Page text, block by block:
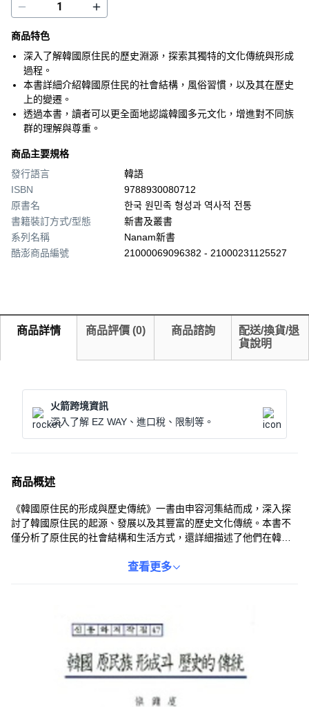
商品特色
深入了解韓國原住民的歷史淵源，探索其獨特的文化傳統與形成
過程。
本書詳細介紹韓國原住民的社會結構，風俗習慣，以及其在歷史
上的變遷。
透過本書，讀者可以更全面地認識韓國多元文化，增進對不同族
群的理解與尊重。
商品主要規格
發行語言
韓語
ISBN
9788930080712
原書名
한국 원민족 형성과 역사적 전통
書籍裝訂方式/型態
新書及叢書
系列名稱
Nanam新書
酷澎商品編號
21000069096382 - 21000231125527
商品詳情 商品評價 (0) 商品諮詢
配送/換貨/退
貨說明
火箭跨境資訊
深入了解 EZ WAY、進口稅、限制等。
商品概述
《韓國原住民的形成與歷史傳統》一書由申容河集結而成，深入探
討了韓國原住民的起源、發展以及其豐富的歷史文化傳統。本書不
僅分析了原住民的社會結構和生活方式，還詳細描述了他們在韓國
韓國多元文化的構成，並對不同族群的歷史與文化有更深刻的認
查看更多